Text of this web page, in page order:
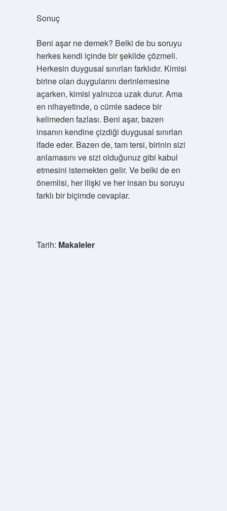
Sonuç
Beni aşar ne demek? Belki de bu soruyu
herkes kendi içinde bir şekilde çözmeli.
Herkesin duygusal sınırları farklıdır. Kimisi
birine olan duygularını derinlemesine
açarken, kimisi yalnızca uzak durur. Ama
en nihayetinde, o cümle sadece bir
kelimeden fazlası. Beni aşar, bazen
insanın kendine çizdiği duygusal sınırları
ifade eder. Bazen de, tam tersi, birinin sizi
anlamasını ve sizi olduğunuz gibi kabul
etmesini istemekten gelir. Ve belki de en
önemlisi, her ilişki ve her insan bu soruyu
farklı bir biçimde cevaplar.
Tarih: Makaleler